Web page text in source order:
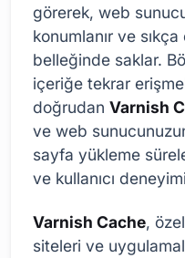
görerek, web
konumlanır ve
belleğinde saklar.
içeriğe tekrar
doğrudan Varnish
ve web
sayfa yükleme
ve kullanıcı
Varnish Cache,
siteleri ve